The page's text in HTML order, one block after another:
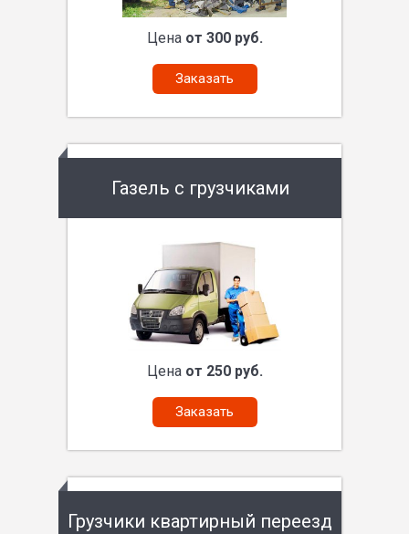
Цена от 300 руб.
Заказать
Газель с грузчиками
Цена от 250 руб.
Заказать
Грузчики квартирный переезд